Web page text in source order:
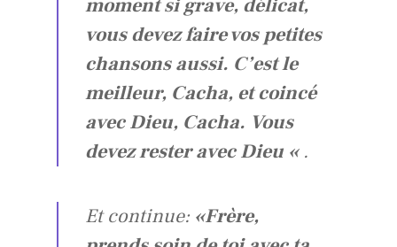
moment si grave, délicat,
vous devez faire vos petites
chansons aussi. C’est le
meilleur, Cacha, et coincé
avec Dieu, Cacha. Vous
devez rester avec Dieu « .
Et continue: «Frère,